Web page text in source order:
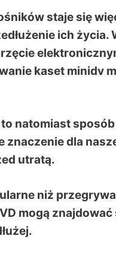
staje się
ich
kaset minidv
natomiast
dla
utratą.
niż
mogą